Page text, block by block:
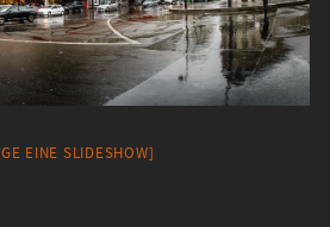
EINE SLIDESHOW]